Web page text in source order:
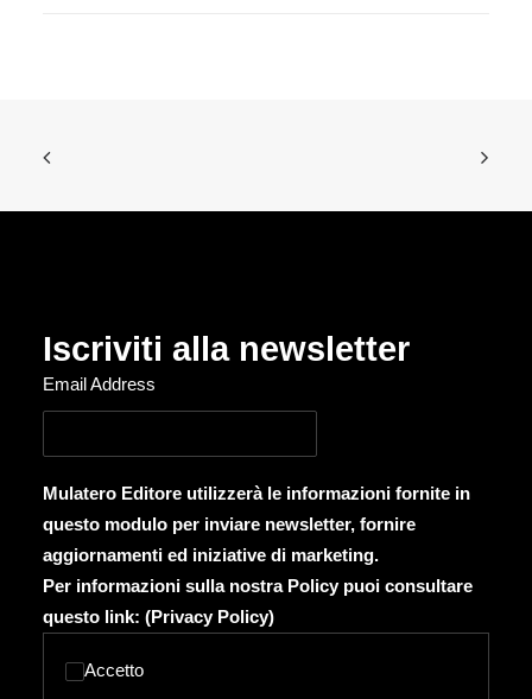
Iscriviti alla newsletter
Email Address
Mulatero Editore utilizzerà le informazioni fornite in
questo modulo per inviare newsletter, fornire
aggiornamenti ed iniziative di marketing.
Per informazioni sulla nostra Policy puoi consultare
questo link: (Privacy Policy)
Accetto